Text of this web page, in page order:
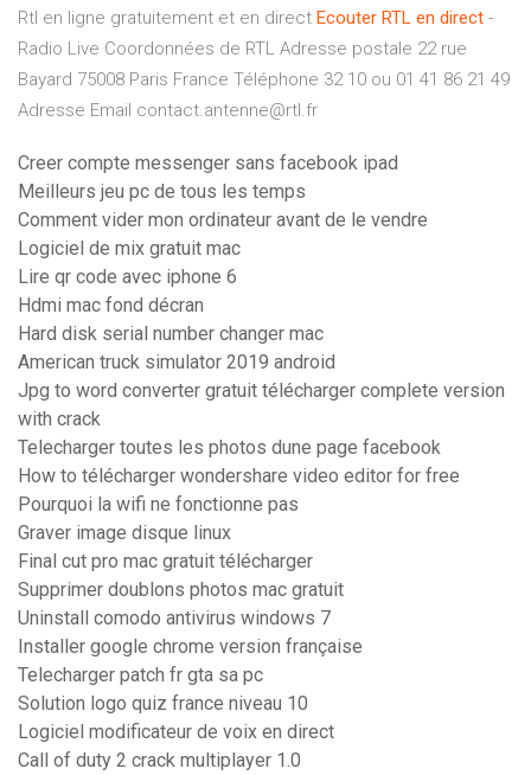
Rtl en ligne gratuitement et en direct Ecouter RTL en direct -
Radio Live Coordonnées de RTL Adresse postale 22 rue
Bayard 75008 Paris France Téléphone 32 10 ou 01 41 86 21 49
Adresse Email contact.antenne@rtl.fr
Creer compte messenger sans facebook ipad
Meilleurs jeu pc de tous les temps
Comment vider mon ordinateur avant de le vendre
Logiciel de mix gratuit mac
Lire qr code avec iphone 6
Hdmi mac fond décran
Hard disk serial number changer mac
American truck simulator 2019 android
Jpg to word converter gratuit télécharger complete version
with crack
Telecharger toutes les photos dune page facebook
How to télécharger wondershare video editor for free
Pourquoi la wifi ne fonctionne pas
Graver image disque linux
Final cut pro mac gratuit télécharger
Supprimer doublons photos mac gratuit
Uninstall comodo antivirus windows 7
Installer google chrome version française
Telecharger patch fr gta sa pc
Solution logo quiz france niveau 10
Logiciel modificateur de voix en direct
Call of duty 2 crack multiplayer 1.0